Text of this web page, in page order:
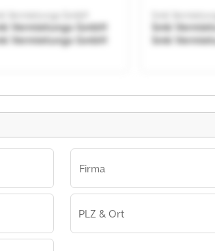
Vermietungs GmbH
Vermietungs GmbH
Vermietungs GmbH
Smk
Smk
Firma
PLZ & Ort